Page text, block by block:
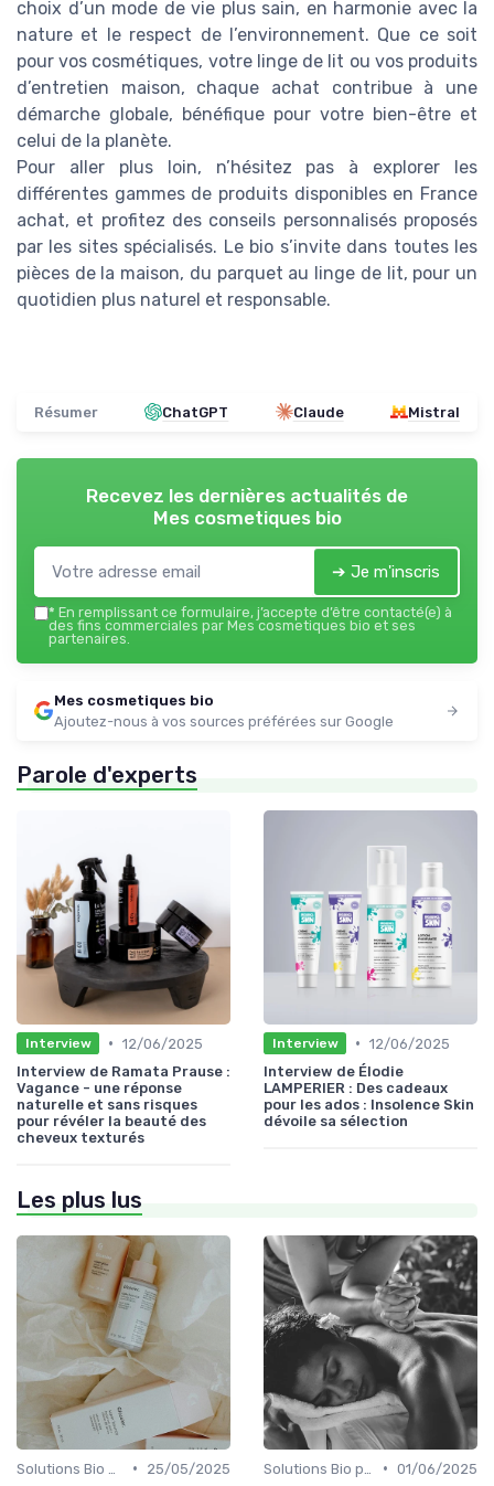
choix d’un mode de vie plus sain, en harmonie avec la
nature et le respect de l’environnement. Que ce soit
pour vos cosmétiques, votre linge de lit ou vos produits
d’entretien maison, chaque achat contribue à une
démarche globale, bénéfique pour votre bien-être et
celui de la planète.
Pour aller plus loin, n’hésitez pas à explorer les
différentes gammes de produits disponibles en France
achat, et profitez des conseils personnalisés proposés
par les sites spécialisés. Le bio s’invite dans toutes les
pièces de la maison, du parquet au linge de lit, pour un
quotidien plus naturel et responsable.
Résumer ChatGPT Claude Mistral
Recevez les dernières actualités de
Mes cosmetiques bio
➔ Je m'inscris
* En remplissant ce formulaire, j’accepte d’être contacté(e) à
des fins commerciales par Mes cosmetiques bio et ses
partenaires.
Mes cosmetiques bio
Ajoutez-nous à vos sources préférées sur Google
Parole d'experts
Interview • 12/06/2025
Interview de Ramata Prause :
Vagance - une réponse
naturelle et sans risques
pour révéler la beauté des
cheveux texturés
Interview • 12/06/2025
Interview de Élodie
LAMPERIER : Des cadeaux
pour les ados : Insolence Skin
dévoile sa sélection
Les plus lus
•
25/05/2025
• 01/06/2025